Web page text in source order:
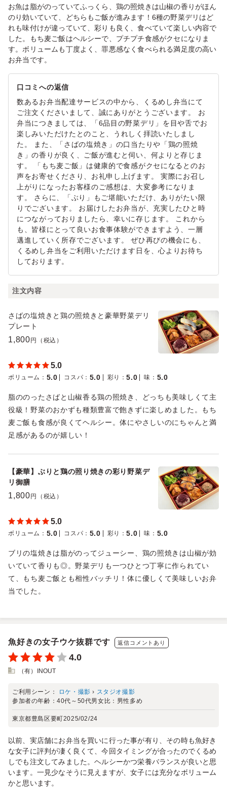
お魚は脂がのっていてふっくら、鶏の照焼きは山椒の香りがほん
のり効いていて、どちらもご飯が進みます！6種の野菜デリはど
れも味付けが違っていて、彩りも良く、食べていて楽しい内容で
した。もち麦ご飯はヘルシーで、プチプチ食感がクセになりま
す。ボリュームも丁度よく、罪悪感なく食べられる満足度の高い
お弁当です。
口コミへの返信
数あるお弁当配達サービスの中から、くるめし弁当にて
ご注文くださいまして、誠にありがとうございます。 お
弁当につきましては、「6品目の野菜デリ」を目や舌でお
楽しみいただけたとのこと、うれしく拝読いたしまし
た。 また、「さばの塩焼き」の口当たりや「鶏の照焼
き」の香りが良く、ご飯が進むと伺い、何よりと存じま
す。 「もち麦ご飯」は健康的で食感がクセになるとのお
声をお寄せくださり、お礼申し上げます。 実際にお召し
上がりになったお客様のご感想は、大変参考になりま
す。 さらに、「ぶり」もご堪能いただけ、ありがたい限
りでございます。 お届けしたお弁当が、充実したひと時
につながっておりましたら、幸いに存じます。 これから
も、皆様にとって良いお食事体験ができますよう、一層
邁進していく所存でございます。 ぜひ再びの機会にも、
くるめし弁当をご利用いただけます日を、心よりお待ち
しております。
注文内容
さばの塩焼きと鶏の照焼きと豪華野菜デリ
プレート
1,800円（税込）
5.0
ボリューム ： 5.0 コスパ ： 5.0 彩り ：5.0 味 ： 5.0
脂ののったさばと山椒香る鶏の照焼き、どっちも美味しくて主
役級！野菜のおかずも種類豊富で飽きずに楽しめました。もち
麦ご飯も食感が良くてヘルシー。体にやさしいのにちゃんと満
足感があるのが嬉しい！
【豪華】ぶりと鶏の照り焼きの彩り野菜デ
リ御膳
1,800円（税込）
5.0
ボリューム ： 5.0 コスパ ： 5.0 彩り ：5.0 味 ： 5.0
ブリの塩焼きは脂がのってジューシー、鶏の照焼きは山椒が効
いていて香りも◎。野菜デリも一つひとつ丁寧に作られてい
て、もち麦ご飯とも相性バッチリ！体に優しくて美味しいお弁
当でした。
魚好きの女子ウケ抜群です 返信コメントあり
4.0
（有）INOUT
ご利用シーン： ロケ・撮影 › スタジオ撮影
参加者の年齢：40代～50代男女比： 男性多め
東京都豊島区要町2025/02/24
以前、実店舗にお弁当を買いに行った事が有り、その時も魚好き
な女子に評判が凄く良くて、今回タイミングが合ったのでくるめ
しでも注文してみました。ヘルシーかつ栄養バランスが良いと思
います。一見少なそうに見えますが、女子には充分なボリューム
かと思います。